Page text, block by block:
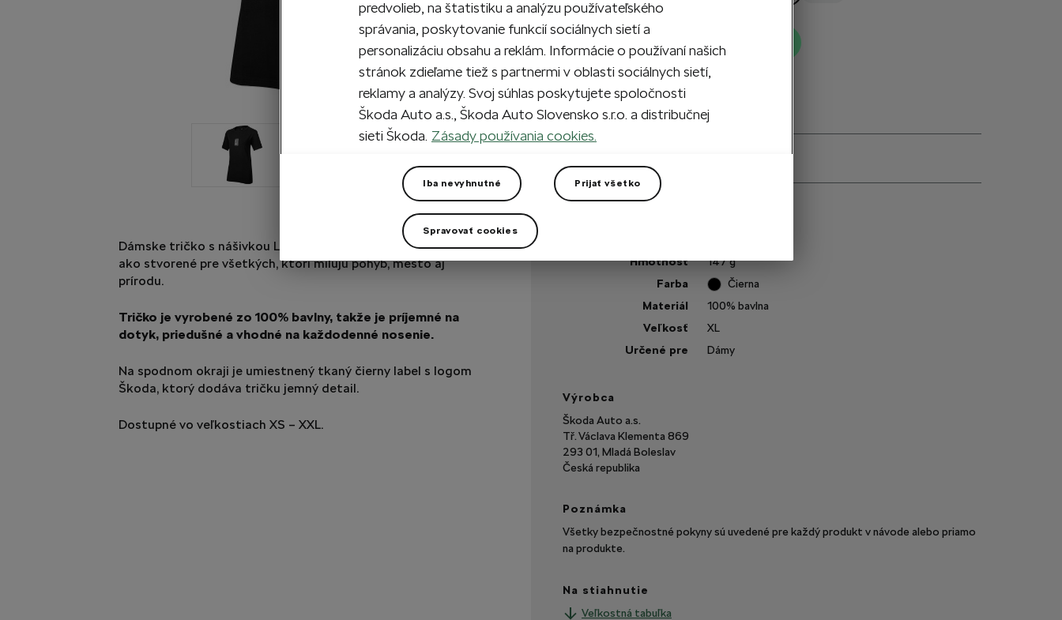
Dámske tričko s nášivkou LET'S EXPLORE v čiernej farbe je
ako stvorené pre všetkých, ktorí milujú pohyb, mesto aj
prírodu.
Tričko je vyrobené zo 100% bavlny, takže je príjemné na
dotyk, priedušné a vhodné na každodenné nosenie.
Na spodnom okraji je umiestnený tkaný čierny label s logom
Škoda, ktorý dodáva tričku jemný detail.
Dostupné vo veľkostiach XS – XXL.
Pridať do košíka
Hmotnosť
147g
Farba
Čierna
Materiál
100% bavlna
Veľkosť
XL
Určené pre
Dámy
Výrobca
Škoda Auto a.s.
Tř. Václava Klementa 869
293 01, Mladá Boleslav
Česká republika
Poznámka
Všetky bezpečnostné pokyny sú uvedené pre každý produkt v návode alebo priamo
na produkte.
Na stiahnutie
Veľkostná tabuľka
predvolieb, na štatistiku a analýzu používateľského
správania, poskytovanie funkcií sociálnych sietí a
personalizáciu obsahu a reklám. Informácie o používaní našich
stránok zdieľame tiež s partnermi v oblasti sociálnych sietí,
reklamy a analýzy. Svoj súhlas poskytujete spoločnosti
Škoda Auto a.s., Škoda Auto Slovensko s.r.o. a distribučnej
sieti Škoda. Zásady používania cookies.
Iba nevyhnutné Prijať všetko
Spravovať cookies